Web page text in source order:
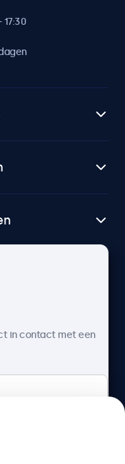
in contact met een